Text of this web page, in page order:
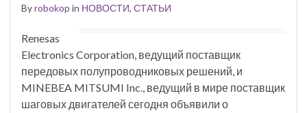
Byrobokop in НОВОСТИ, СТАТЬИ
Renesas
Electronics Corporation, ведущий поставщик
передовых полупроводниковых решений, и
MINEBEA MITSUMI Inc., ведущий в мире поставщик
шаговых двигателей сегодня объявили о